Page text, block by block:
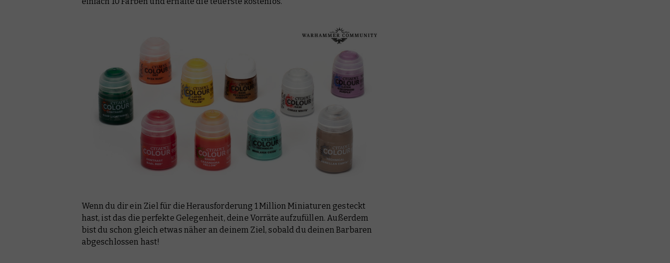
Wenn du dir ein Ziel für die Herausforderung 1 Million Miniaturen gesteckt
hast, ist das die perfekte Gelegenheit, deine Vorräte aufzufüllen. Außerdem
bist du schon gleich etwas näher an deinem Ziel, sobald du deinen Barbaren
abgeschlossen hast!